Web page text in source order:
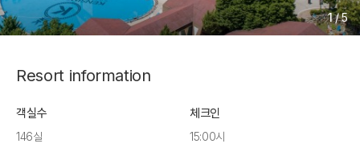
1/5
Resort information
객실수
146실
체크인
15:00시